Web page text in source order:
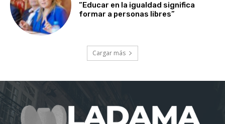
“Educar en la igualdad significa
formar a personas libres”
Cargar más